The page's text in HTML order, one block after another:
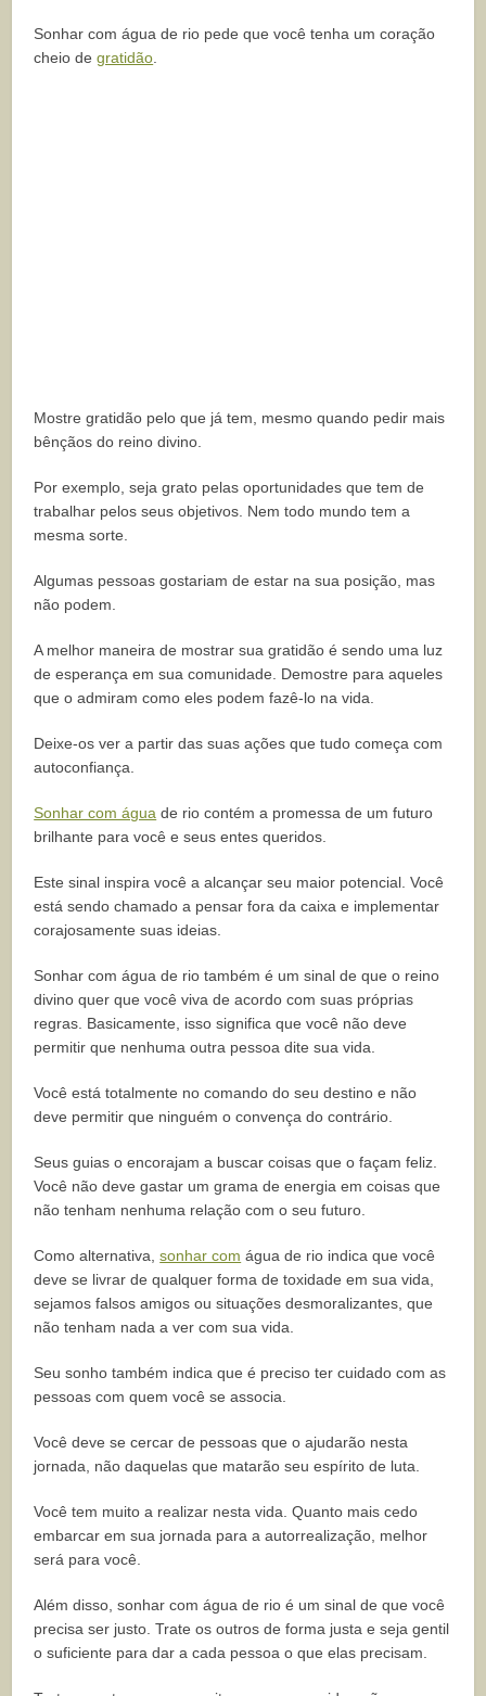
Sonhar com água de rio pede que você tenha um coração
cheio degratidão.
Mostre gratidão pelo que já tem, mesmo quando pedir mais
bênçãos do reino divino.
Por exemplo, seja grato pelas oportunidades que tem de
trabalhar pelos seus objetivos. Nem todo mundo tem a
mesma sorte.
Algumas pessoas gostariam de estar na sua posição, mas
não podem.
A melhor maneira de mostrar sua gratidão é sendo uma luz
de esperança em sua comunidade. Demostre para aqueles
que o admiram como eles podem fazê-lo na vida.
Deixe-os ver a partir das suas ações que tudo começa com
autoconfiança.
Sonhar com água de rio contém a promessa de um futuro
brilhante para você e seus entes queridos.
Este sinal inspira você a alcançar seu maior potencial. Você
está sendo chamado a pensar fora da caixa e implementar
corajosamente suas ideias.
Sonhar com água de rio também é um sinal de que o reino
divino quer que você viva de acordo com suas próprias
regras. Basicamente, isso significa que você não deve
permitir que nenhuma outra pessoa dite sua vida.
Você está totalmente no comando do seu destino e não
deve permitir que ninguém o convença do contrário.
Seus guias o encorajam a buscar coisas que o façam feliz.
Você não deve gastar um grama de energia em coisas que
não tenham nenhuma relação com o seu futuro.
Como alternativa,sonhar com água de rio indica que você
deve se livrar de qualquer forma de toxidade em sua vida,
sejamos falsos amigos ou situações desmoralizantes, que
não tenham nada a ver com sua vida.
Seu sonho também indica que é preciso ter cuidado com as
pessoas com quem você se associa.
Você deve se cercar de pessoas que o ajudarão nesta
jornada, não daquelas que matarão seu espírito de luta.
Você tem muito a realizar nesta vida. Quanto mais cedo
embarcar em sua jornada para a autorrealização, melhor
será para você.
Além disso, sonhar com água de rio é um sinal de que você
precisa ser justo. Trate os outros de forma justa e seja gentil
o suficiente para dar a cada pessoa o que elas precisam.